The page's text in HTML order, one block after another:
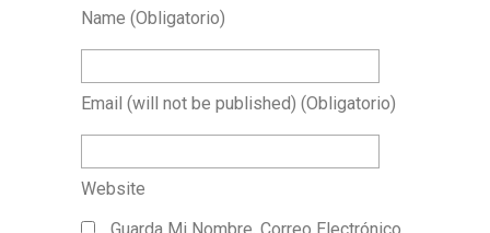
Name (obligatorio)
Email (will not be published) (obligatorio)
Website